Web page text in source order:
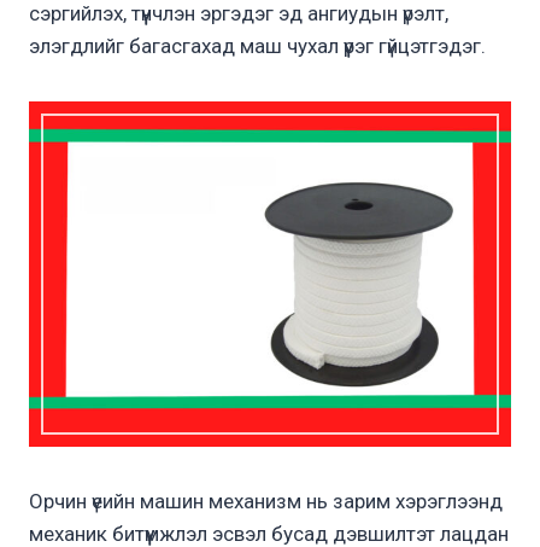
сэргийлэх, түүнчлэн эргэдэг эд ангиудын үрэлт,
элэгдлийг багасгахад маш чухал үүрэг гүйцэтгэдэг.
Орчин үеийн машин механизм нь зарим хэрэглээнд
механик битүүмжлэл эсвэл бусад дэвшилтэт лацдан